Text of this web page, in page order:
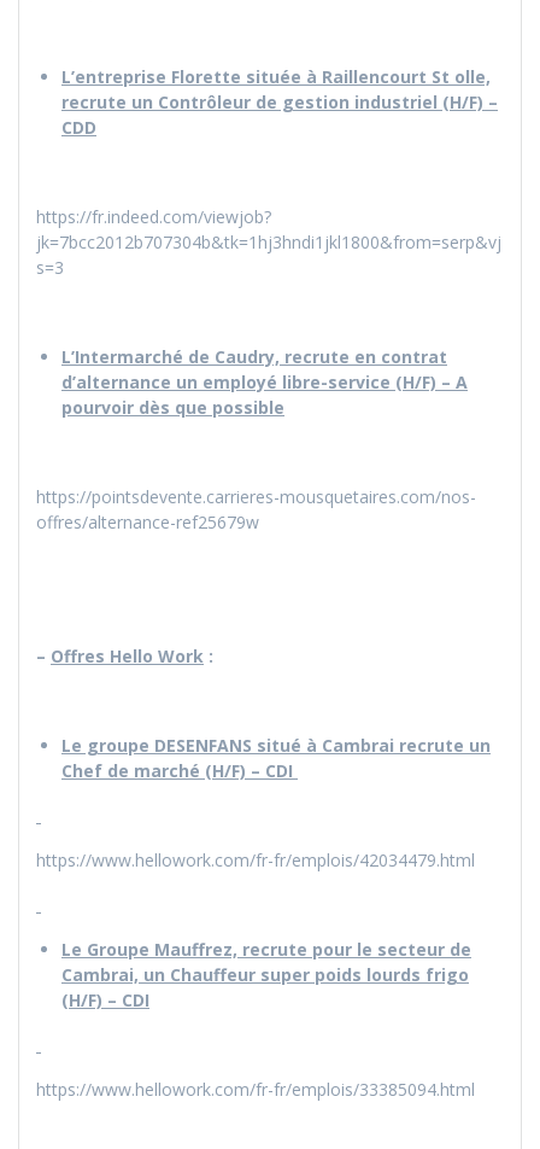
L’entreprise Florette située à Raillencourt St olle,
recrute un Contrôleur de gestion industriel (H/F) –
CDD
https://fr.indeed.com/viewjob?
jk=7bcc2012b707304b&tk=1hj3hndi1jkl1800&from=serp&vj
s=3
L’Intermarché de Caudry, recrute en contrat
d’alternance un employé libre-service (H/F) – A
pourvoir dès que possible
https://pointsdevente.carrieres-mousquetaires.com/nos-
offres/alternance-ref25679w
– Offres Hello Work :
Le groupe DESENFANS situé à Cambrai recrute un
Chef de marché (H/F) – CDI
https://www.hellowork.com/fr-fr/emplois/42034479.html
Le Groupe Mauffrez, recrute pour le secteur de
Cambrai, un Chauffeur super poids lourds frigo
(H/F) – CDI
https://www.hellowork.com/fr-fr/emplois/33385094.html